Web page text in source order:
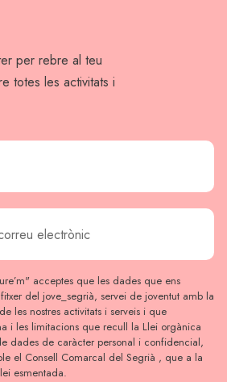
per rebre al teu
totes les activitats i
acceptes que les dades que ens
del jove_segrià, servei de joventut amb la
les nostres activitats i serveis i que
i les limitacions que recull la Llei orgànica
dades de caràcter personal i confidencial,
el Consell Comarcal del Segrià , que a la
esmentada.